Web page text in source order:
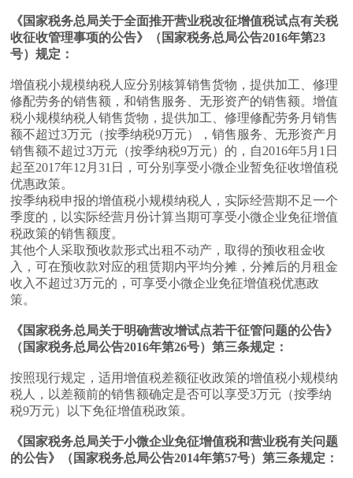
《国家税务总局关于全面推开营业税改征增值税试点有关税
收征收管理事项的公告》（国家税务总局公告2016年第23
号）规定：
增值税小规模纳税人应分别核算销售货物，提供加工、修理
修配劳务的销售额，和销售服务、无形资产的销售额。增值
税小规模纳税人销售货物，提供加工、修理修配劳务月销售
额不超过3万元（按季纳税9万元），销售服务、无形资产月
销售额不超过3万元（按季纳税9万元）的，自2016年5月1日
起至2017年12月31日，可分别享受小微企业暂免征收增值税
优惠政策。
按季纳税申报的增值税小规模纳税人，实际经营期不足一个
季度的，以实际经营月份计算当期可享受小微企业免征增值
税政策的销售额度。
其他个人采取预收款形式出租不动产，取得的预收租金收
入，可在预收款对应的租赁期内平均分摊，分摊后的月租金
收入不超过3万元的，可享受小微企业免征增值税优惠政
策。
《国家税务总局关于明确营改增试点若干征管问题的公告》
（国家税务总局公告2016年第26号）第三条规定：
按照现行规定，适用增值税差额征收政策的增值税小规模纳
税人，以差额前的销售额确定是否可以享受3万元（按季纳
税9万元）以下免征增值税政策。
《国家税务总局关于小微企业免征增值税和营业税有关问题
的公告》（国家税务总局公告2014年第57号）第三条规定：